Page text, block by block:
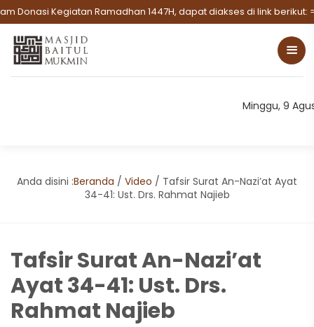
Donasi Kegiatan Ramadhan 1447H, dapat diakses di link berikut:=>
Minggu, 9
Anda disini :Beranda / Video / Tafsir Surat An-Nazi’at Ayat
34-41: Ust. Drs. Rahmat Najieb
Tafsir Surat An-Nazi’at
Ayat 34-41: Ust. Drs.
Rahmat Najieb